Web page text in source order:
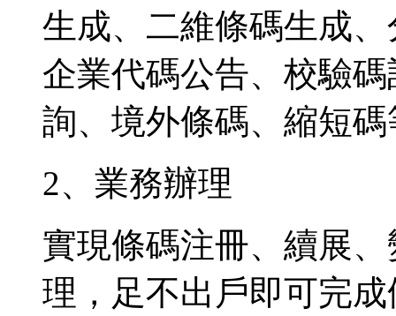
生成、二維條碼生成
企業代碼公告、校驗
詢、境外條碼、縮短
2、業務辦理
實現條碼注冊、續展
理，足不出戶即可完